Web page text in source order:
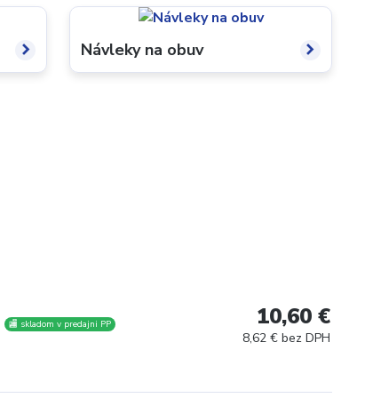
Návleky na obuv
🏬 skladom v predajni PP 10,60 €
8,62 € bez DPH